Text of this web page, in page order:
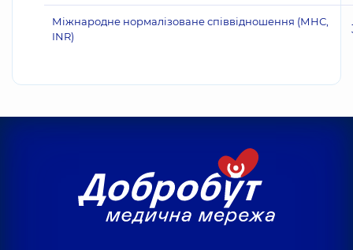
Міжнародне нормалізоване співвідношення (МНС,
INR)